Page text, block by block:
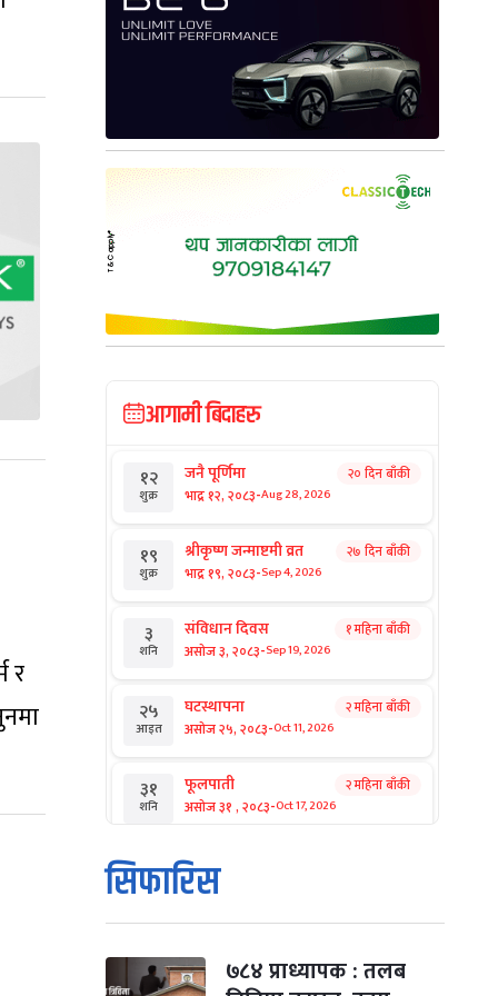
र
आगामी बिदाहरु
१२
शुक्र
जनै पूर्णिमा
भाद्र १२, २०८३-Aug 28, 2026
२० दिन बाँकी
१९
शुक्र
श्रीकृष्ण जन्माष्टमी व्रत
भाद्र १९, २०८३-Sep 4, 2026
२७ दिन बाँकी
३
शनि
संविधान दिवस
असोज ३, २०८३-Sep 19, 2026
१ महिना बाँकी
२५
आइत
घटस्थापना
असोज २५, २०८३-Oct 11, 2026
२ महिना बाँकी
३१
शनि
फूलपाती
असोज ३१ , २०८३-Oct 17, 2026
२ महिना बाँकी
१
आइत
कार्तिक सङ्क्रान्ति
कार्तिक १, २०८३
मंगल कार्तिक ३, २०८३ -Oct 20, 2026
सिफारिस
७८४ प्राध्यापक : तलब